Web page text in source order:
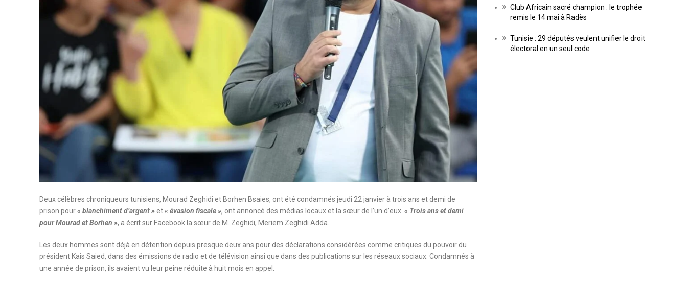
Deux célèbres chroniqueurs tunisiens, Mourad Zeghidi et Borhen Bsaies, ont été condamnés jeudi 22 janvier à trois ans et demi de
prison pour« blanchiment d’argent »et« évasion fiscale », ont annoncé des médias locaux et la sœur de l’un d’eux. « Trois ans et demi
pour Mourad et Borhen », a écrit sur Facebook la sœur de M. Zeghidi, Meriem Zeghidi Adda.
Les deux hommes sont déjà en détention depuis presque deux ans pour des déclarations considérées comme critiques du pouvoir du
président Kais Saied, dans des émissions de radio et de télévision ainsi que dans des publications sur les réseaux sociaux. Condamnés à
une année de prison, ils avaient vu leur peine réduite à huit mois en appel.
Club Africain sacré champion : le trophée
remis le 14 mai à Radès
Tunisie : 29 députés veulent unifier le droit
électoral en un seul code